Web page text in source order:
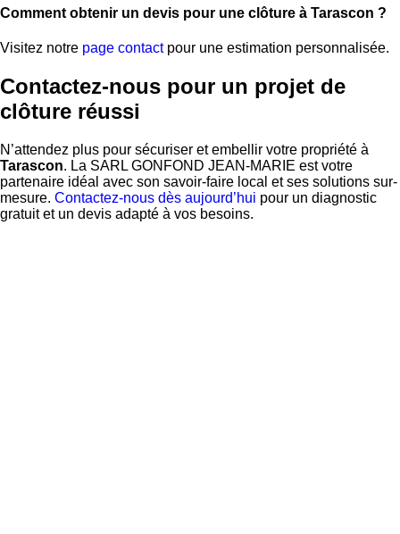
Comment obtenir un devis pour une clôture à Tarascon ?
Visitez notre page contactpour une estimation personnalisée.
Contactez-nous pour un projet de
clôture réussi
N’attendez plus pour sécuriser et embellir votre propriété à
Tarascon. La SARL GONFOND JEAN-MARIE est votre
partenaire idéal avec son savoir-faire local et ses solutions sur-
mesure. Contactez-nous dès aujourd’hui pour un diagnostic
gratuit et un devis adapté à vos besoins.